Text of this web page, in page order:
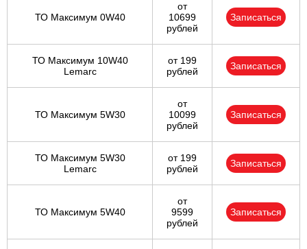
ТО Максимум 0W40
от
10699
рублей
Записаться
ТО Максимум 10W40
Lemarc
от 199
рублей
Записаться
ТО Максимум 5W30
от
10099
рублей
Записаться
ТО Максимум 5W30
Lemarc
от 199
рублей
Записаться
ТО Максимум 5W40
от
9599
рублей
Записаться